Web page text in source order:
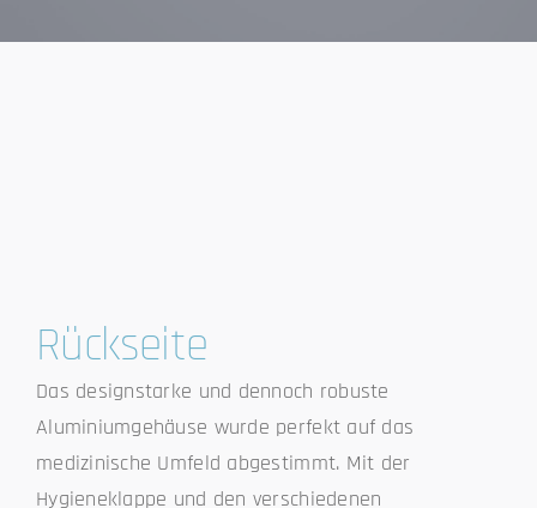
Rückseite
Das designstarke und dennoch robuste
Aluminiumgehäuse wurde perfekt auf das
medizinische Umfeld abgestimmt. Mit der
Hygieneklappe und den verschiedenen